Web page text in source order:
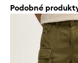
Podobné